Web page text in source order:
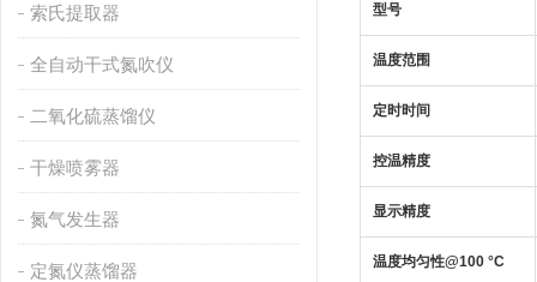
索氏提取器
全自动干式氮吹仪
二氧化硫蒸馏仪
干燥喷雾器
氮气发生器
定氮仪蒸馏器
型号
温度范围
定时时间
控温精度
显示精度
温度均匀性@100 °C